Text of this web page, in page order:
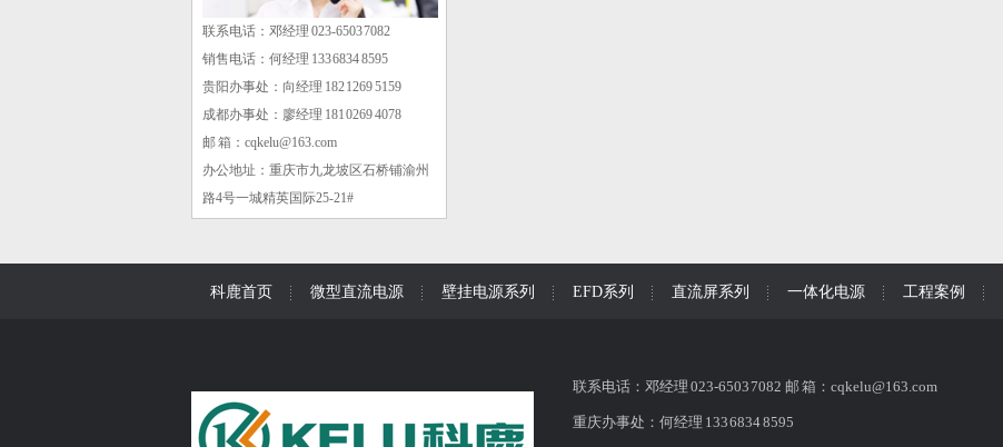
联系电话：邓经理 023-6503 7082
销售电话：何经理 133 6834 8595
贵阳办事处：向经理 182 1269 5159
成都办事处：廖经理 181 0269 4078
邮 箱：cqkelu@163.com
办公地址：重庆市九龙坡区石桥铺渝州
路4号一城精英国际25-21#
科鹿首页 微型直流电源 壁挂电源系列 EFD系列 直流屏系列 一体化电源 工程案例
联系电话：邓经理 023-6503 7082 邮 箱：cqkelu@163.com
重庆办事处：何经理 133 6834 8595